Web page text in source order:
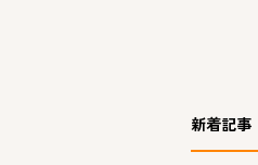
新着記事